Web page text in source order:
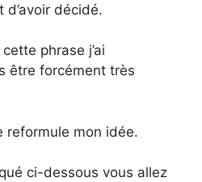
décidé.
phrase j’ai
être forcément très
reformule mon idée.
ci-dessous vous allez